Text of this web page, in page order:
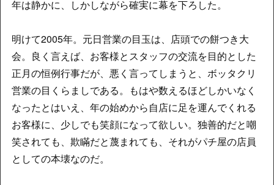
年は静かに、しかしながら確実に幕を下ろした。
明けて2005年。元日営業の目玉は、店頭での餅つき大
会。良く言えば、お客様とスタッフの交流を目的とした
正月の恒例行事だが、悪く言ってしまうと、ボッタクリ
営業の目くらましである。もはや数えるほどしかいなく
なったとはいえ、年の始めから自店に足を運んでくれる
お客様に、少しでも笑顔になって欲しい。独善的だと嘲
笑されても、欺瞞だと蔑まれても、それがパチ屋の店員
としての本壊なのだ。